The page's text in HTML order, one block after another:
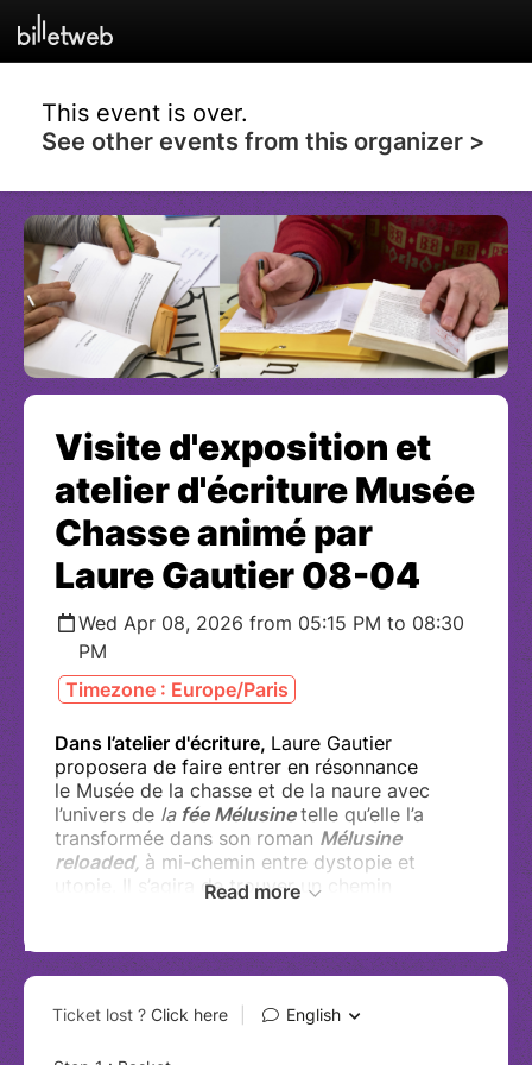
This event is over.
See other events from this organizer >
Visite d'exposition et
atelier d'écriture Musée
Chasse animé par
Laure Gautier 08-04
Wed Apr 08, 2026 from 05:15 PM to 08:30
PM
Timezone : Europe/Paris
Dans l’atelier d'écriture, Laure Gautier
proposera de faire entrer en résonnance
le Musée de la chasse et de la naure avec
l’univers de la fée Mélusine telle qu’elle l’a
transformée dans son roman Mélusine
reloaded, à mi-chemin entre dystopie et
utopie. Il s’agira de trouver un chemin
ré-inventer.L'atelier d'écriture sera précédé de
la visite commentée de l'exposition.
Read more